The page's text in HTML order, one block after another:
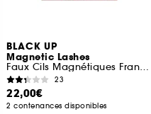
BLACK UP
Magnetic Lashes
Faux Cils Magnétiques Frange Complète
23
22,00€
2 contenances disponibles